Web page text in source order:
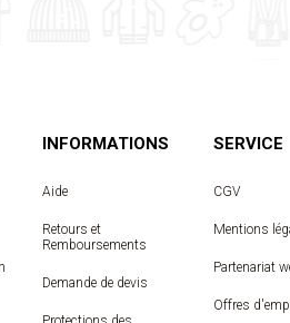
INFORMATIONS
Aide
Retours et
Remboursements
Demande de devis
SERVICE
CGV
Mentions
Partenariat
Offres